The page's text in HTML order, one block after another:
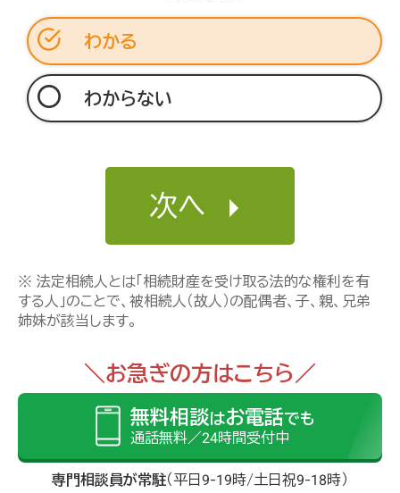
わかる
わからない
次へ
※ 法定相続人とは「相続財産を受け取る法的な権利を有
する人」のことで、被相続人（故人）の配偶者、子、親、兄弟
姉妹が該当します。
＼お急ぎの方はこちら／
無料相談はお電話でも
通話無料／24時間受付中
専門相談員が常駐（平日9-19時/土日祝9-18時）